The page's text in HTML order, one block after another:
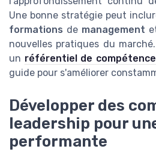
Une bonne stratégie peut
formations de management
nouvelles pratiques du
un référentiel de
guide pour s'améliorer
Développer des
leadership pour
performante